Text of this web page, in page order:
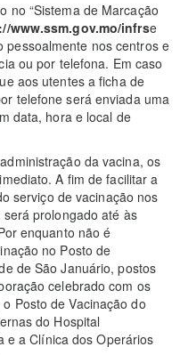
no “Sistema de Marcação
www.ssm.gov.mo/infrse
pessoalmente nos centros e
ou por telefona. Em caso
aos utentes a ficha de
telefone será enviada uma
data, hora e local de
da vacina, os
A fim de facilitar a
serviço de vacinação nos
prolongado até às
enquanto não é
no Posto de
de São Januário, postos
celebrado com os
Posto de Vacinação do
do Hospital
e a Clínica dos Operários